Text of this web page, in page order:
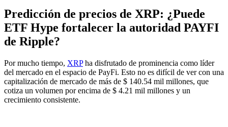
Predicción de precios de XRP: ¿Puede
ETF Hype fortalecer la autoridad PAYFI
de Ripple?
Por mucho tiempo, XRPha disfrutado de prominencia como líder
del mercado en el espacio de PayFi. Esto no es difícil de ver con una
capitalización de mercado de más de $ 140.54 mil millones, que
cotiza un volumen por encima de $ 4.21 mil millones y un
crecimiento consistente.